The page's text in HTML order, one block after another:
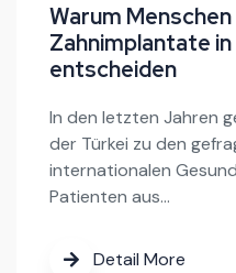
Warum
Zahnimplantate
entscheiden
In den letzten Jahren
der Türkei zu den
internationalen
Patienten aus…
Detail More